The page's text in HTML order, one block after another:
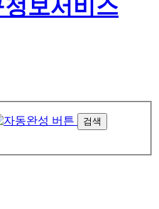
검색